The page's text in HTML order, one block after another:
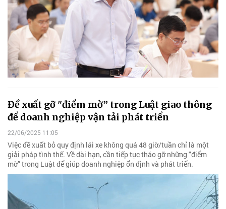
Đề xuất gỡ "điểm mờ” trong Luật giao thông
để doanh nghiệp vận tải phát triển
22/06/2025 11:05
Việc đề xuất bỏ quy định lái xe không quá 48 giờ/tuần chỉ là một
giải pháp tình thế. Về dài hạn, cần tiếp tục tháo gỡ những "điểm
mờ” trong Luật để giúp doanh nghiệp ổn định và phát triển.